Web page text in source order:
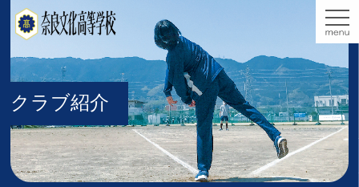
クラブ紹介